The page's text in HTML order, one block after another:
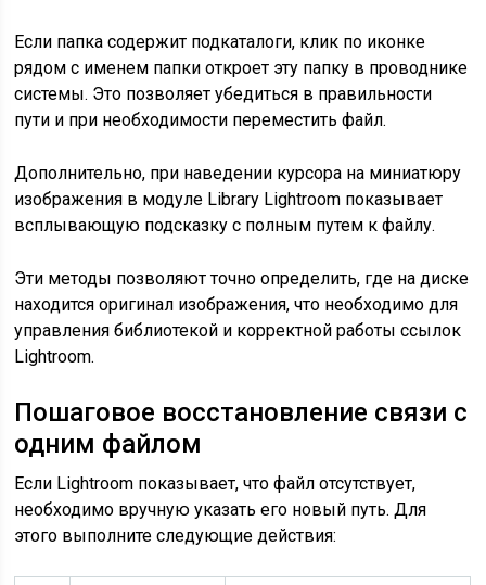
Если папка содержит подкаталоги, клик по иконке
рядом с именем папки откроет эту папку в проводнике
системы. Это позволяет убедиться в правильности
пути и при необходимости переместить файл.
Дополнительно, при наведении курсора на миниатюру
изображения в модуле Library Lightroom показывает
всплывающую подсказку с полным путем к файлу.
Эти методы позволяют точно определить, где на диске
находится оригинал изображения, что необходимо для
управления библиотекой и корректной работы ссылок
Lightroom.
Пошаговое восстановление связи с
одним файлом
Если Lightroom показывает, что файл отсутствует,
необходимо вручную указать его новый путь. Для
этого выполните следующие действия: